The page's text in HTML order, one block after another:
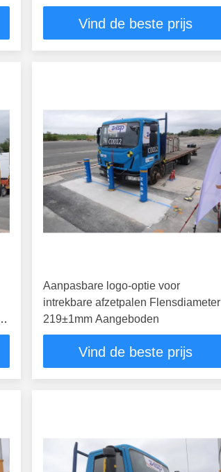
Customer Requirements
Vind de beste prijs
Aanpasbare logo-optie voor
intrekbare afzetpalen Flensdiameter
219±1mm Aangeboden
Vind de beste prijs